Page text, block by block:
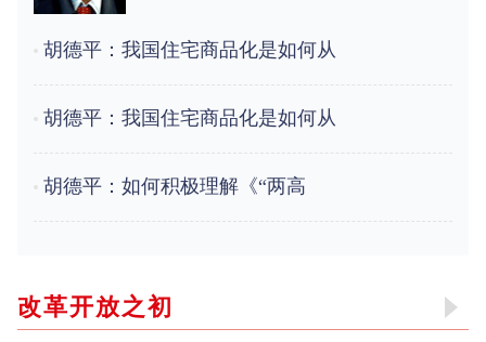
胡德平：我国住宅商品化是如何从
胡德平：我国住宅商品化是如何从
胡德平：如何积极理解《“两高
改革开放之初